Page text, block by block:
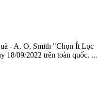
- A. O. Smith "Chọn Ít Lọc
18/09/2022 trên toàn quốc. ...